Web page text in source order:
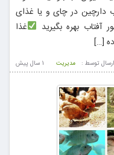
دارچین در چای و یا غذای
آفتاب بهره بگیرید
غذا
[…]
1 سال پيش ارسال توسط : مدیریت